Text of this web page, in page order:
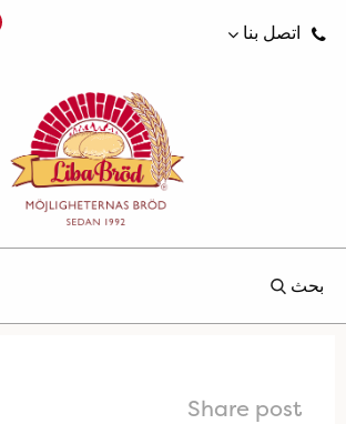
اتصل بنا
بحث
Share post